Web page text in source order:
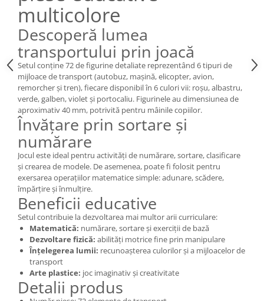
Wellness
Diverse jucarii educative
Apa si nisip
Dezvoltarea limbajului
Figurine
Mobilier gradinita
Montessori
Spații de joacă
Educatie inovativa
Anatomie
Comunicare
Dezvoltare timpurie
Experimente
Forme
Joc imaginativ
Jucării interactive
Lumina
Lumini si culori
Magnetism
multicolore
Descoperă lumea
transportului prin joacă
Setul conține 72 de figurine detaliate reprezentând 6 tipuri de
mijloace de transport (autobuz, mașină, elicopter, avion,
remorcher și tren), fiecare disponibil în 6 culori vii: roșu, albastru,
verde, galben, violet și portocaliu. Figurinele au dimensiunea de
aproximativ 40 mm, potrivită pentru mâinile copiilor.
Învățare prin sortare și
numărare
Jocul este ideal pentru activități de numărare, sortare, clasificare
și crearea de modele. De asemenea, poate fi folosit pentru
exersarea operațiilor matematice simple: adunare, scădere,
împărțire și înmulțire.
Beneficii educative
Setul contribuie la dezvoltarea mai multor arii curriculare:
Matematică: numărare, sortare și exerciții de bază
Dezvoltare fizică: abilități motrice fine prin manipulare
Înțelegerea lumii: recunoașterea culorilor și a mijloacelor de
transport
Arte plastice: joc imaginativ și creativitate
Detalii produs